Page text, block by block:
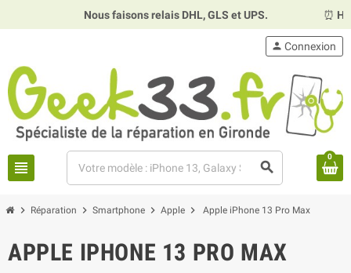
Nous faisons relais DHL, GLS et UPS. ⏰
view_headline search
person Connexion
0
chevron_right Réparation chevron_right Smartphone chevron_right Apple chevron_right Apple iPhone 13 Pro Max
APPLE IPHONE 13 PRO MAX